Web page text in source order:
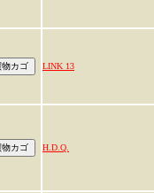
LINK 13
H.D.Q.